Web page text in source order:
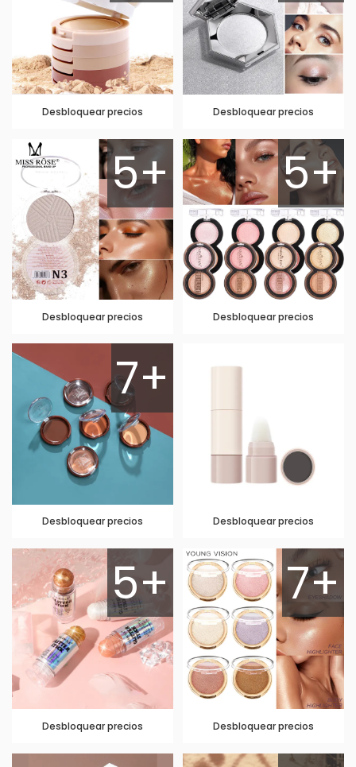
Desbloquear precios Desbloquear precios
5+
Desbloquear precios
5+
Desbloquear precios
7+
Desbloquear precios Desbloquear precios
5+
Desbloquear precios
7+
Desbloquear precios